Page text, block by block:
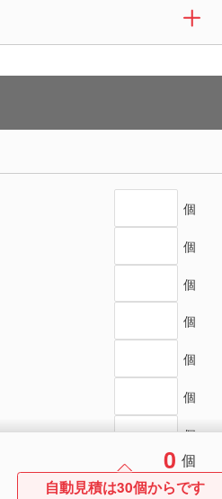
個
個
個
個
個
個
個
個
0 個
自動見積は30個からです